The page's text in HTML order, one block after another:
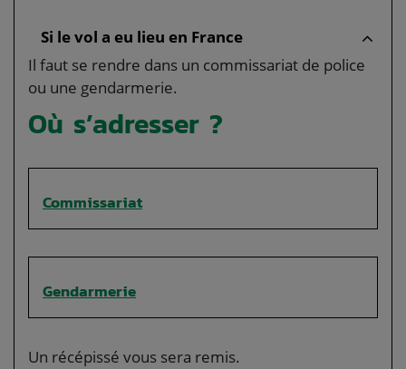
Si le vol a eu lieu en France
Il faut se rendre dans un commissariat de police
ou une gendarmerie.
Où s’adresser ?
Commissariat
Gendarmerie
Un récépissé vous sera remis.